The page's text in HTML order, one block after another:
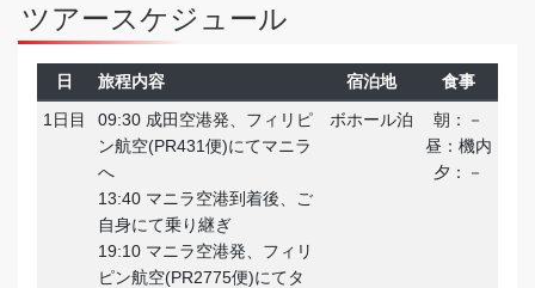
ツアースケジュール
日 旅程内容 宿泊地
食事
1日目
09:30 成田空港発、フィリピ
ン航空(PR431便)にてマニラ
へ
13:40 マニラ空港到着後、ご
自身にて乗り継ぎ
19:10 マニラ空港発、フィリ
ピン航空(PR2775便)にてタ
ボホール泊
朝：－
昼：機内
夕：－